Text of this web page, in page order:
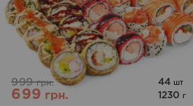
999грн.
699грн.
44 шт
1230 г